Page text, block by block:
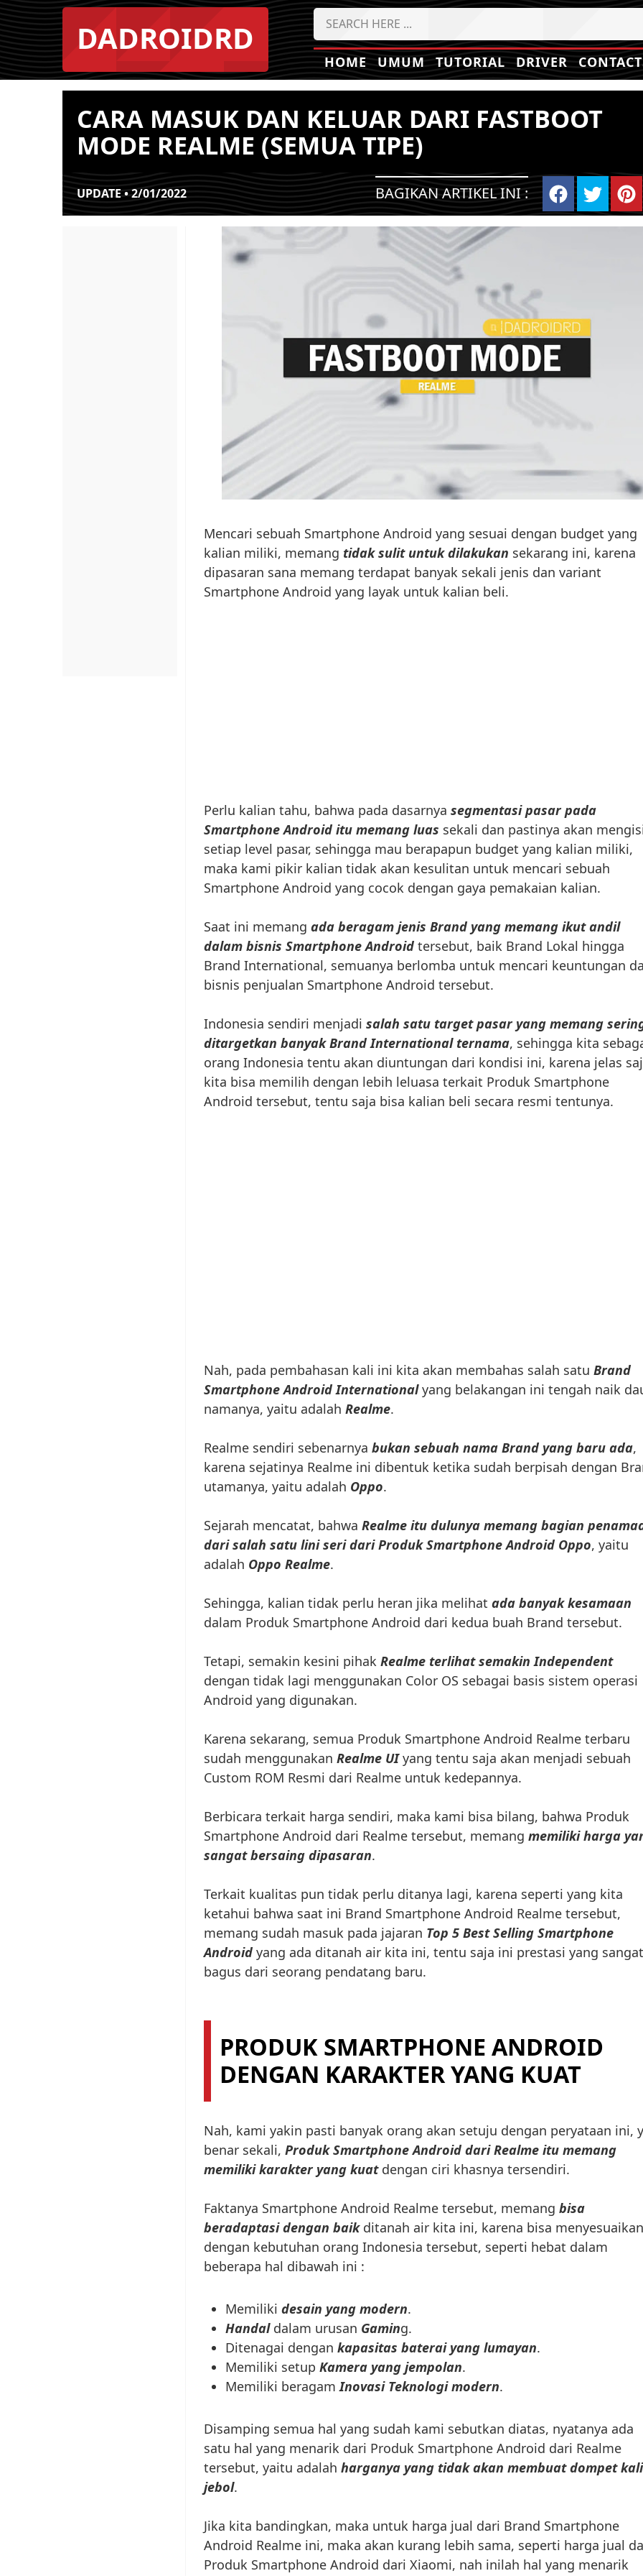
DADROIDRD
HOME UMUM TUTORIAL DRIVER
CARA MASUK DAN KELUAR DARI FASTBOOT
MODE REALME (SEMUA TIPE)
UPDATE • 2/01/2022 BAGIKAN ARTIKEL INI :
Mencari sebuah Smartphone Android yang sesuai dengan budget yang
kalian miliki, memang tidak sulit untuk dilakukan sekarang ini, karena
dipasaran sana memang terdapat banyak sekali jenis dan variant
Smartphone Android yang layak untuk kalian beli.
Perlu kalian tahu, bahwa pada dasarnya segmentasi pasar pada
Smartphone Android itu memang luas sekali dan pastinya akan
setiap level pasar, sehingga mau berapapun budget yang kalian miliki,
maka kami pikir kalian tidak akan kesulitan untuk mencari sebuah
Smartphone Android yang cocok dengan gaya pemakaian kalian.
Saat ini memang ada beragam jenis Brand yang memang ikut andil
dalam bisnis Smartphone Android tersebut, baik Brand Lokal hingga
Brand International, semuanya berlomba untuk mencari keuntungan
bisnis penjualan Smartphone Android tersebut.
Indonesia sendiri menjadi salah satu target pasar yang memang
ditargetkan banyak Brand International ternama, sehingga kita
orang Indonesia tentu akan diuntungan dari kondisi ini, karena jelas
kita bisa memilih dengan lebih leluasa terkait Produk Smartphone
Android tersebut, tentu saja bisa kalian beli secara resmi tentunya.
Nah, pada pembahasan kali ini kita akan membahas salah satu Brand
Smartphone Android Internationalyang belakangan ini tengah naik
namanya, yaitu adalah Realme.
Realme sendiri sebenarnya bukan sebuah nama Brand yang baru ada,
karena sejatinya Realme ini dibentuk ketika sudah berpisah dengan
utamanya, yaitu adalah Oppo.
Sejarah mencatat, bahwa Realme itu dulunya memang bagian
dari salah satu lini seri dari Produk Smartphone Android Oppo, yaitu
adalah Oppo Realme.
Sehingga, kalian tidak perlu heran jika melihat ada banyak kesamaan
dalam Produk Smartphone Android dari kedua buah Brand tersebut.
Tetapi, semakin kesini pihak Realme terlihat semakin Independent
dengan tidak lagi menggunakan Color OS sebagai basis sistem operasi
Android yang digunakan.
Karena sekarang, semua Produk Smartphone Android Realme terbaru
sudah menggunakan Realme UIyang tentu saja akan menjadi sebuah
Custom ROM Resmi dari Realme untuk kedepannya.
Berbicara terkait harga sendiri, maka kami bisa bilang, bahwa Produk
Smartphone Android dari Realme tersebut, memang memiliki harga
sangat bersaing dipasaran.
Terkait kualitas pun tidak perlu ditanya lagi, karena seperti yang kita
ketahui bahwa saat ini Brand Smartphone Android Realme tersebut,
memang sudah masuk pada jajaran Top 5 Best Selling Smartphone
Android yang ada ditanah air kita ini, tentu saja ini prestasi yang sangat
bagus dari seorang pendatang baru.
PRODUK SMARTPHONE ANDROID
DENGAN KARAKTER YANG KUAT
Nah, kami yakin pasti banyak orang akan setuju dengan peryataan ini,
benar sekali, Produk Smartphone Android dari Realme itu memang
memiliki karakter yang kuatdengan ciri khasnya tersendiri.
Faktanya Smartphone Android Realme tersebut, memang bisa
beradaptasi dengan baikditanah air kita ini, karena bisa menyesuaikan
dengan kebutuhan orang Indonesia tersebut, seperti hebat dalam
beberapa hal dibawah ini :
Memiliki desain yang modern.
Handaldalam urusan Gaming.
Ditenagai dengan kapasitas baterai yang lumayan.
Memiliki setup Kamera yang jempolan.
Memiliki beragamInovasi Teknologi modern.
Disamping semua hal yang sudah kami sebutkan diatas, nyatanya ada
satu hal yang menarik dari Produk Smartphone Android dari Realme
tersebut, yaitu adalah harganya yang tidak akan membuat dompet
jebol.
Jika kita bandingkan, maka untuk harga jual dari Brand Smartphone
Android Realme ini, maka akan kurang lebih sama, seperti harga jual
Produk Smartphone Android dari Xiaomi, nah inilah hal yang menarik